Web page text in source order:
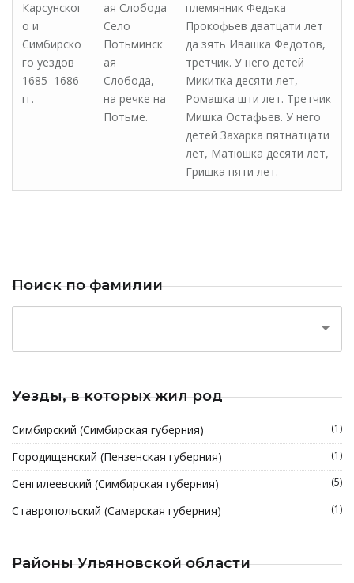
Карсунског
о и
Симбирско
го уездов
1685–1686
гг.
ая Слобода
Село
Потьминск
ая
Слобода,
на речке на
Потьме.
племянник Федька
Прокофьев дватцати лет
да зять Ивашка Федотов,
третчик. У него детей
Микитка десяти лет,
Ромашка шти лет. Третчик
Мишка Остафьев. У него
детей Захарка пятнатцати
лет, Матюшка десяти лет,
Гришка пяти лет.
Поиск по фамилии
Уезды, в которых жил род
Симбирский (Симбирская губерния) (1)
Городищенский (Пензенская губерния) (1)
Сенгилеевский (Симбирская губерния) (5)
Ставропольский (Самарская губерния) (1)
Районы Ульяновской области